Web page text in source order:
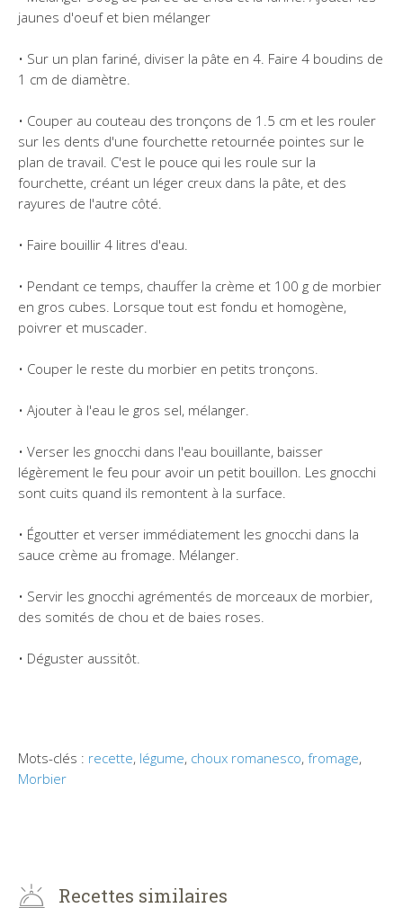
jaunes d'oeuf et bien mélanger
• Sur un plan fariné, diviser la pâte en 4. Faire 4 boudins de
1 cm de diamètre.
• Couper au couteau des tronçons de 1.5 cm et les rouler
sur les dents d'une fourchette retournée pointes sur le
plan de travail. C'est le pouce qui les roule sur la
fourchette, créant un léger creux dans la pâte, et des
rayures de l'autre côté.
• Faire bouillir 4 litres d'eau.
• Pendant ce temps, chauffer la crème et 100 g de morbier
en gros cubes. Lorsque tout est fondu et homogène,
poivrer et muscader.
• Couper le reste du morbier en petits tronçons.
• Ajouter à l'eau le gros sel, mélanger.
• Verser les gnocchi dans l'eau bouillante, baisser
légèrement le feu pour avoir un petit bouillon. Les gnocchi
sont cuits quand ils remontent à la surface.
• Égoutter et verser immédiatement les gnocchi dans la
sauce crème au fromage. Mélanger.
• Servir les gnocchi agrémentés de morceaux de morbier,
des somités de chou et de baies roses.
• Déguster aussitôt.
Mots-clés : recette, légume, choux romanesco, fromage,
Morbier
Recettes similaires